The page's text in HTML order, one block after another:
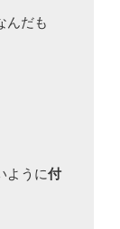
んだも
ように付